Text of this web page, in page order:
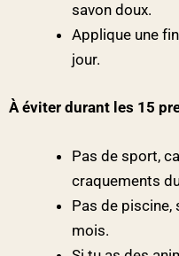
savon doux.
Applique une
jour.
À éviter durant les 15
Pas de sport,
craquements
Pas de piscine,
mois.